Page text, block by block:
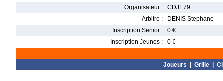
Organisateur :
CDJE79
Arbitre :
DENIS Stephane
Inscription Senior :
0 €
Inscription Jeunes :
0 €
Joueurs Grille|